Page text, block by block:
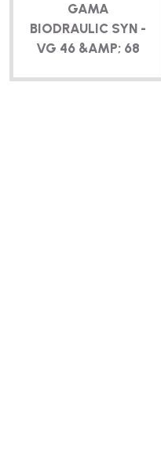
GAMA
BIODRAULIC SYN -
VG 46 &AMP; 68